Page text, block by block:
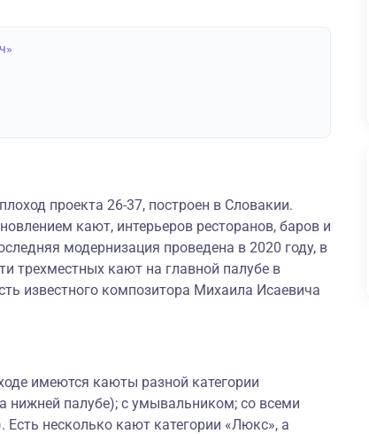
проекта 26-37, построен в Словакии.
кают, интерьеров ресторанов, баров и
модернизация проведена в 2020 году, в
трехместных кают на главной палубе в
известного композитора Михаила Исаевича
имеются каюты разной категории
нижней палубе); с умывальником; со всеми
несколько кают категории «Люкс», а